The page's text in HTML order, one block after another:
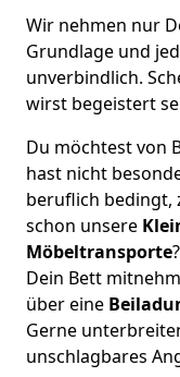
Wir nehmen nur
Grundlage und
unverbindlich.
wirst begeistert
Du möchtest von
hast nicht
beruflich bedingt,
schon unsere
Möbeltransporte
Dein Bett
über eine
Gerne
unschlagbares